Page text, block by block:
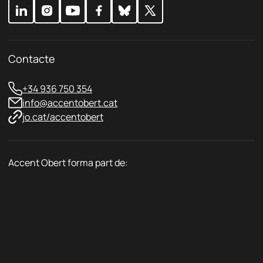
u
i
t
*
Contacte
+34 936 750 354
info@accentobert.cat
jo.cat/accentobert
Accent Obert forma part de: